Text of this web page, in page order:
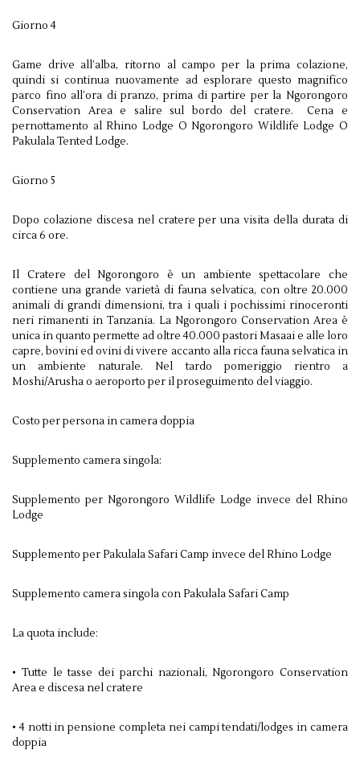
Giorno 4
Game drive all’alba, ritorno al campo per la prima colazione,
quindi si continua nuovamente ad esplorare questo magnifico
parco fino all’ora di pranzo, prima di partire per la Ngorongoro
Conservation Area e salire sul bordo del cratere. Cena e
pernottamento al Rhino Lodge O Ngorongoro Wildlife Lodge O
Pakulala Tented Lodge.
Giorno 5
Dopo colazione discesa nel cratere per una visita della durata di
circa 6 ore.
Il Cratere del Ngorongoro è un ambiente spettacolare che
contiene una grande varietà di fauna selvatica, con oltre 20.000
animali di grandi dimensioni, tra i quali i pochissimi rinoceronti
neri rimanenti in Tanzania. La Ngorongoro Conservation Area è
unica in quanto permette ad oltre 40.000 pastori Masaai e alle loro
capre, bovini ed ovini di vivere accanto alla ricca fauna selvatica in
un ambiente naturale. Nel tardo pomeriggio rientro a
Moshi/Arusha o aeroporto per il proseguimento del viaggio.
Costo per persona in camera doppia
Supplemento camera singola:
Supplemento per Ngorongoro Wildlife Lodge invece del Rhino
Lodge
Supplemento per Pakulala Safari Camp invece del Rhino Lodge
Supplemento camera singola con Pakulala Safari Camp
La quota include:
• Tutte le tasse dei parchi nazionali, Ngorongoro Conservation
Area e discesa nel cratere
• 4 notti in pensione completa nei campi tendati/lodges in camera
doppia